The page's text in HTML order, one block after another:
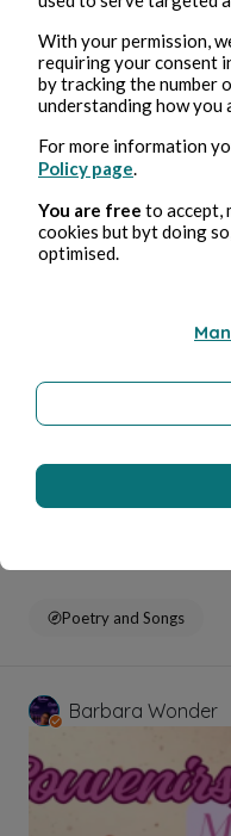
24 giu 20261 minuti di
Banane 🍌 flambée
Poetry and Songs
Poetry and Songs
Barbara Wonder
With your permission,
requiring your consent
by tracking the number
understanding how you
For more information
Policy page
You are free to accept,
cookies but byt doing
optimised.